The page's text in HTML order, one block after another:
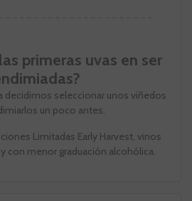
primeras uvas en ser
decidimos seleccionar unos viñedos
un poco antes.
Limitadas Early Harvest, vinos
con menor graduación alcohólica.